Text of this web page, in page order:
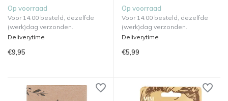
Op voorraad
Voor 14.00 besteld, dezelfde
(werk)dag verzonden.
Deliverytime
€9,95
Op voorraad
Voor 14.00 besteld, dezelfde
(werk)dag verzonden.
Deliverytime
€5,99